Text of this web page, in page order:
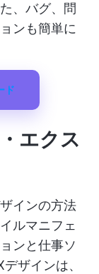
、バグ、問
ンも簡単に
ド
エクス
インの方法
ルマニフェ
ンと仕事ソ
ザインは、